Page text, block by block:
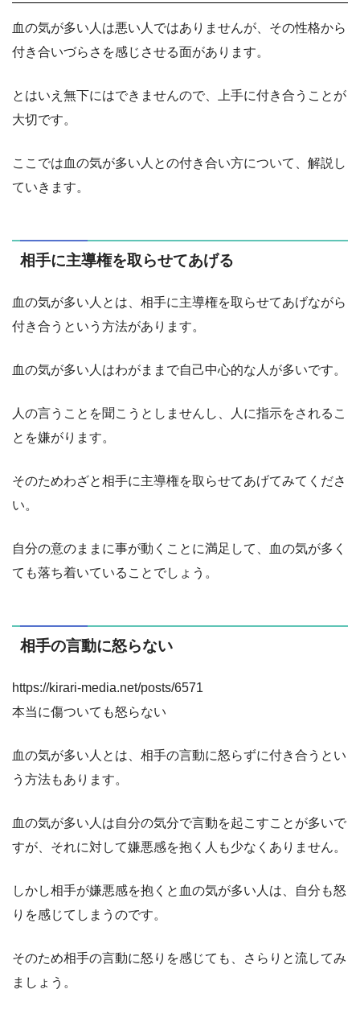
血の気が多い人は悪い人ではありませんが、その性格から
付き合いづらさを感じさせる面があります。
とはいえ無下にはできませんので、上手に付き合うことが
大切です。
ここでは血の気が多い人との付き合い方について、解説し
ていきます。
相手に主導権を取らせてあげる
血の気が多い人とは、相手に主導権を取らせてあげながら
付き合うという方法があります。
血の気が多い人はわがままで自己中心的な人が多いです。
人の言うことを聞こうとしませんし、人に指示をされるこ
とを嫌がります。
そのためわざと相手に主導権を取らせてあげてみてくださ
い。
自分の意のままに事が動くことに満足して、血の気が多く
ても落ち着いていることでしょう。
相手の言動に怒らない
https://kirari-media.net/posts/6571
本当に傷ついても怒らない
血の気が多い人とは、相手の言動に怒らずに付き合うとい
う方法もあります。
血の気が多い人は自分の気分で言動を起こすことが多いで
すが、それに対して嫌悪感を抱く人も少なくありません。
しかし相手が嫌悪感を抱くと血の気が多い人は、自分も怒
りを感じてしまうのです。
そのため相手の言動に怒りを感じても、さらりと流してみ
ましょう。